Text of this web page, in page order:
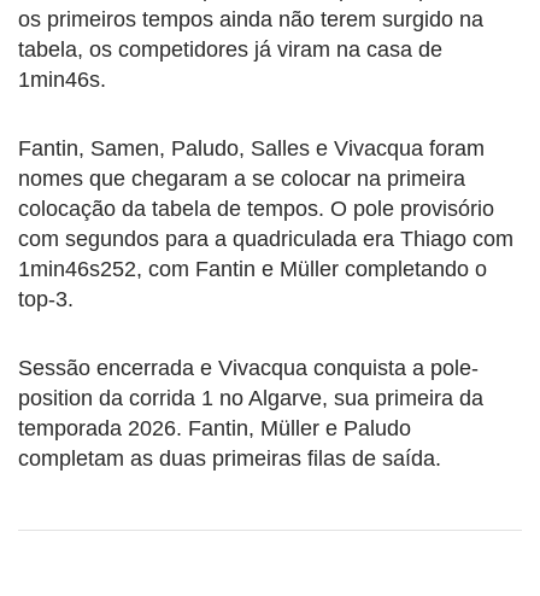
os primeiros tempos ainda não terem surgido na
tabela, os competidores já viram na casa de
1min46s.
Fantin, Samen, Paludo, Salles e Vivacqua foram
nomes que chegaram a se colocar na primeira
colocação da tabela de tempos. O pole provisório
com segundos para a quadriculada era Thiago com
1min46s252, com Fantin e Müller completando o
top-3.
Sessão encerrada e Vivacqua conquista a pole-
position da corrida 1 no Algarve, sua primeira da
temporada 2026. Fantin, Müller e Paludo
completam as duas primeiras filas de saída.